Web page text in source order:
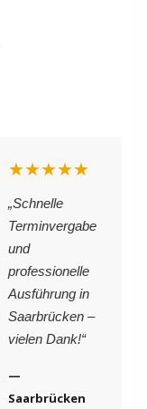
★★★★★
„Schnelle
Terminvergabe
und
professionelle
Ausführung in
Saarbrücken –
vielen Dank!“
—
Saarbrücken